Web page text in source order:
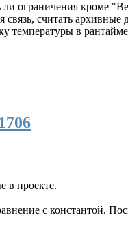
ограничения кроме
считать архивные
в
в проекте.
с константой.